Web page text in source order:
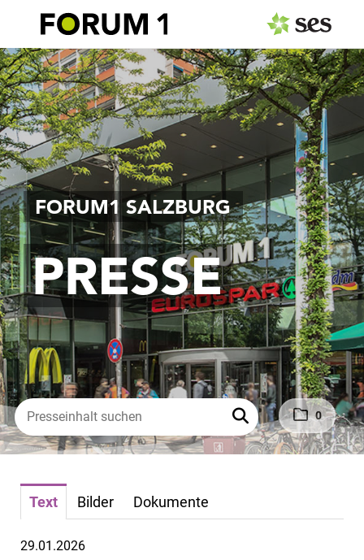
0
FORUM1 SALZBURG
PRESSE
PRESSEAUSSENDUNGEN
Center & Marken
Events
Services
MEDIAGALERIE
PRESSEKONTAKT
Text Bilder Dokumente
29.01.2026